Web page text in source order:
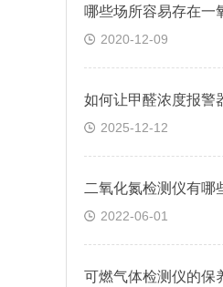
哪些场所容易存在一
2020-12-09
如何让甲醛浓度报警
2025-12-12
二氧化氮检测仪有哪
2022-06-01
可燃气体检测仪的保